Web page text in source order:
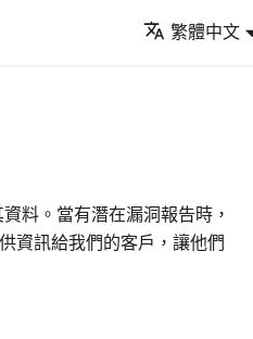
繁體中文
料。當有潛在漏洞報告時，
資訊給我們的客戶，讓他們